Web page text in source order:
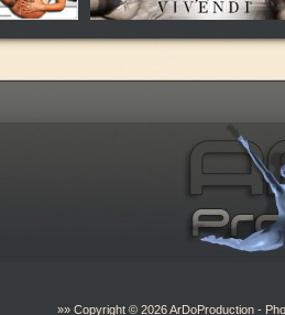
»» Copyright © 2026ArDoProduction -